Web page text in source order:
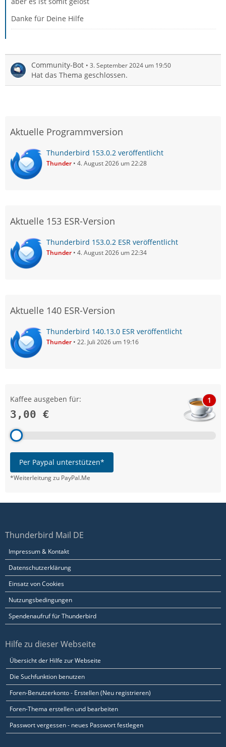
Danke für Deine Hilfe
Community-Bot 3. September 2024 um 19:50
Hat das Thema geschlossen.
Aktuelle Programmversion
Thunderbird 153.0.2 veröffentlicht
Thunder 4. August 2026 um 22:28
Aktuelle 153 ESR-Version
Thunderbird 153.0.2 ESR veröffentlicht
Thunder 4. August 2026 um 22:34
Aktuelle 140 ESR-Version
Thunderbird 140.13.0 ESR veröffentlicht
Thunder 22. Juli 2026 um 19:16
Kaffee ausgeben für:
3,00 €
1
Per Paypal unterstützen*
*Weiterleitung zu PayPal.Me
Thunderbird Mail DE
Impressum & Kontakt
Datenschutzerklärung
Einsatz von Cookies
Nutzungsbedingungen
Spendenaufruf für Thunderbird
Hilfe zu dieser Webseite
Übersicht der Hilfe zur Webseite
Die Suchfunktion benutzen
Foren-Benutzerkonto - Erstellen (Neu registrieren)
Foren-Thema erstellen und bearbeiten
Passwort vergessen - neues Passwort festlegen